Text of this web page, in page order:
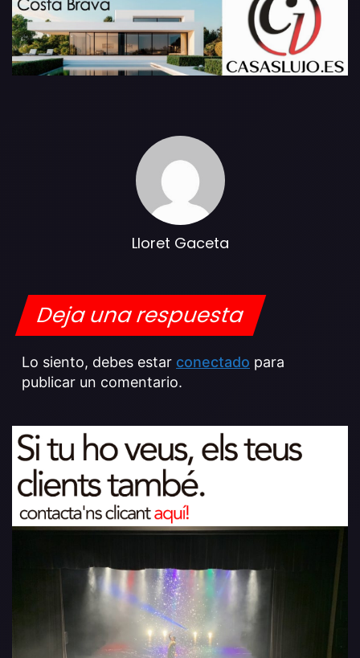
Lloret Gaceta
Deja una respuesta
Lo siento, debes estar conectado para
publicar un comentario.